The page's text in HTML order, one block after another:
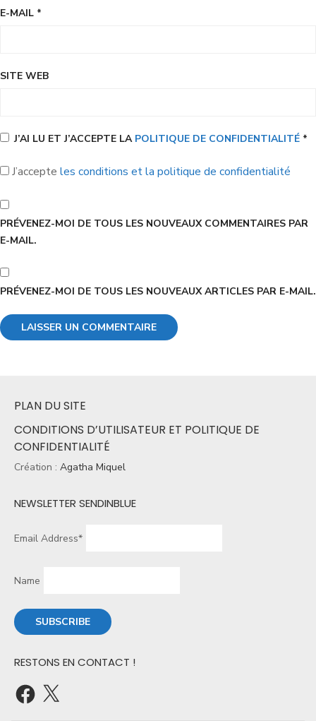
E-MAIL *
SITE WEB
J’AI LU ET J’ACCEPTE LA POLITIQUE DE CONFIDENTIALITÉ *
J’accepte les conditions et la politique de confidentialité
PRÉVENEZ-MOI DE TOUS LES NOUVEAUX COMMENTAIRES PAR
E-MAIL.
PRÉVENEZ-MOI DE TOUS LES NOUVEAUX ARTICLES PAR E-MAIL.
PLAN DU SITE
CONDITIONS D’UTILISATEUR ET POLITIQUE DE
CONFIDENTIALITÉ
Création : Agatha Miquel
NEWSLETTER SENDINBLUE
Email Address*
Name
RESTONS EN CONTACT !